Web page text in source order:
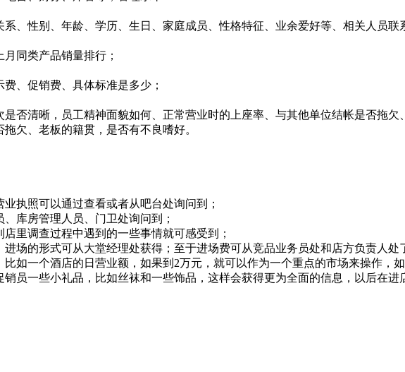
性别、年龄、学历、生日、家庭成员、性格特征、业余爱好等、相关人员联
同类产品销量排行；
、促销费、具体标准是多少；
清晰，员工精神面貌如何、正常营业时的上座率、与其他单位结帐是否拖欠
欠、老板的籍贯，是否有不良嗜好。
照可以通过查看或者从吧台处询问到；
库房管理人员、门卫处询问到；
调查过程中遇到的一些事情就可感受到；
的形式可从大堂经理处获得；至于进场费可从竞品业务员处和店方负责人处
一个酒店的日营业额，如果到2万元，就可以作为一个重点的市场来操作，如
一些小礼品，比如丝袜和一些饰品，这样会获得更为全面的信息，以后在进